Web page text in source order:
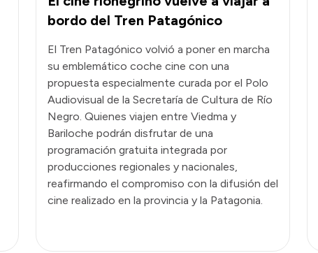
bordo del Tren Patagónico
El Tren Patagónico volvió a poner en marcha
su emblemático coche cine con una
propuesta especialmente curada por el Polo
Audiovisual de la Secretaría de Cultura de Río
Negro. Quienes viajen entre Viedma y
Bariloche podrán disfrutar de una
programación gratuita integrada por
producciones regionales y nacionales,
reafirmando el compromiso con la difusión del
cine realizado en la provincia y la Patagonia.